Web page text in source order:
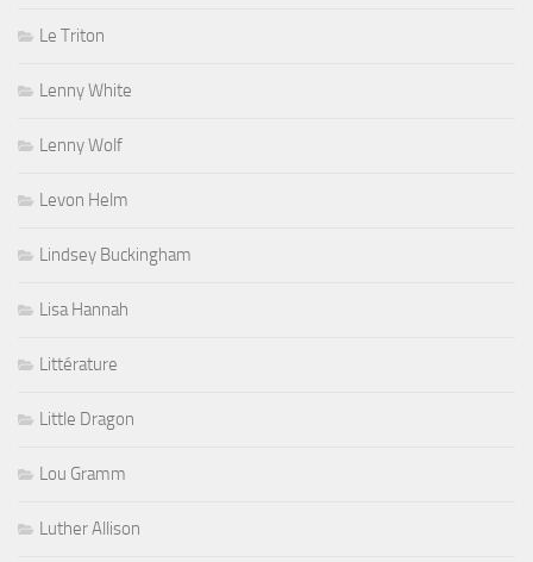
Le Triton
Lenny White
Lenny Wolf
Levon Helm
Lindsey Buckingham
Lisa Hannah
Littérature
Little Dragon
Lou Gramm
Luther Allison